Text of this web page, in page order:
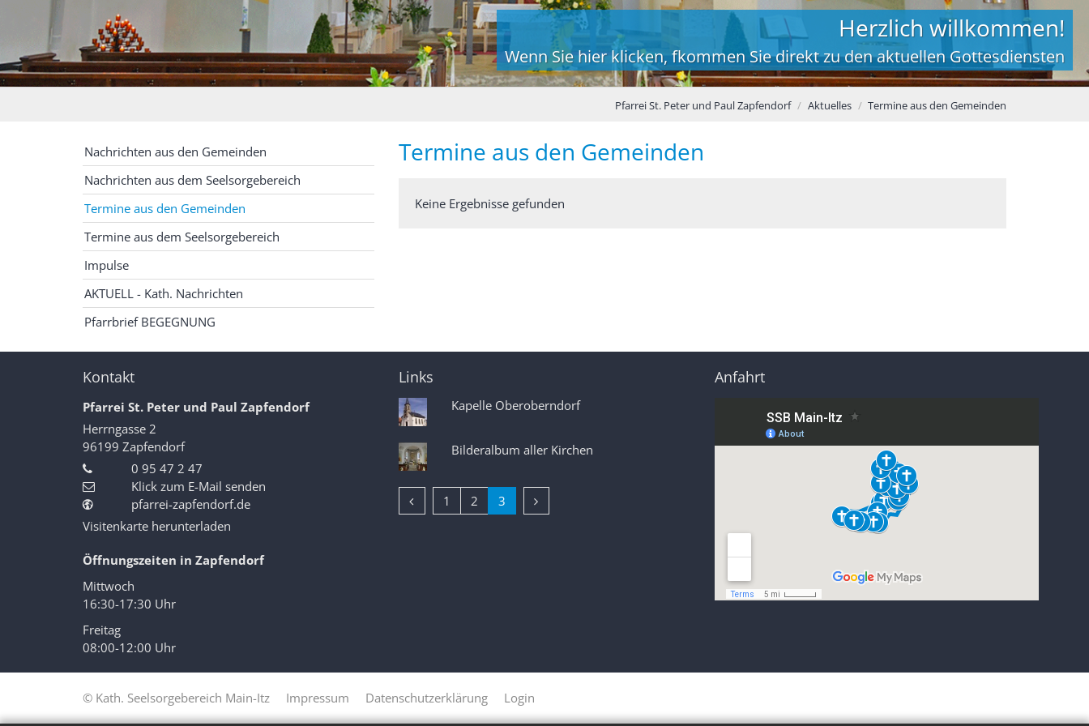
Herzlich willkommen!
Wenn Sie hier klicken, fkommen Sie direkt zu den aktuellen Gottesdiensten
Pfarrei St. Peter und Paul Zapfendorf Aktuelles Termine aus den Gemeinden
Termine aus den Gemeinden
Keine Ergebnisse gefunden
Nachrichten aus den Gemeinden
Nachrichten aus dem Seelsorgebereich
Termine aus den Gemeinden
Termine aus dem Seelsorgebereich
Impulse
AKTUELL - Kath. Nachrichten
Pfarrbrief BEGEGNUNG
Kontakt
Pfarrei St. Peter und Paul Zapfendorf
Herrngasse 2
96199 Zapfendorf
0 95 47 2 47
Klick zum E-Mail senden
pfarrei-zapfendorf.de
Visitenkarte herunterladen
Öffnungszeiten in Zapfendorf
Mittwoch
16:30-17:30 Uhr
Freitag
08:00-12:00 Uhr
Links
Kapelle Oberoberndorf
Bilderalbum aller Kirchen
Vorherige Seite
1 2 3 Nächste Seite
Anfahrt
© Kath. Seelsorgebereich Main-Itz Impressum Datenschutzerklärung Login